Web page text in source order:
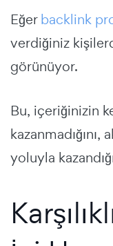
Eğerbacklink
verdiğiniz
görünüyor.
Bu, içeriğinizin
yoluyla